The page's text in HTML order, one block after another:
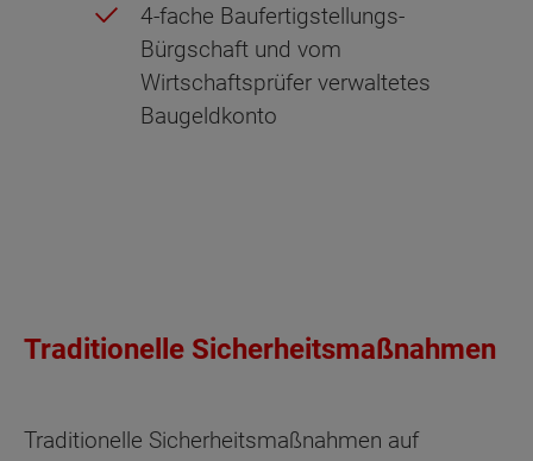
4-fache Baufertigstellungs-
Bürgschaft und vom
Wirtschaftsprüfer verwaltetes
Baugeldkonto
Traditionelle Sicherheitsmaßnahmen
Traditionelle Sicherheitsmaßnahmen auf